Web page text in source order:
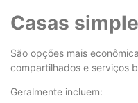
Casas
São opções mais
compartilhados e serviços
Geralmente incluem: